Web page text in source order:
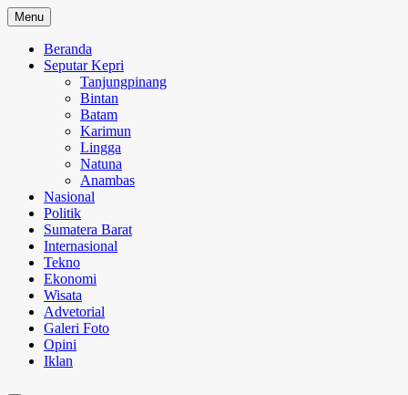
Skip
to
content
Menu
Beranda
Seputar Kepri
Tanjungpinang
Bintan
Batam
Karimun
Lingga
Natuna
Anambas
Nasional
Politik
Sumatera Barat
Internasional
Tekno
Ekonomi
Wisata
Advetorial
Galeri Foto
Opini
Iklan